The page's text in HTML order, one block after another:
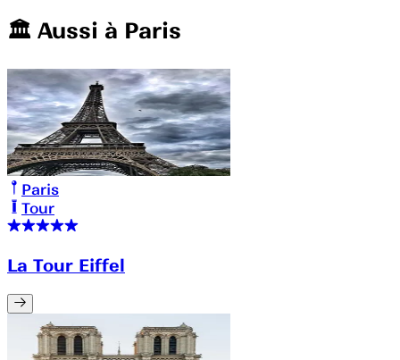
🏛️️ Aussi à Paris
Paris
Tour
La Tour Eiffel